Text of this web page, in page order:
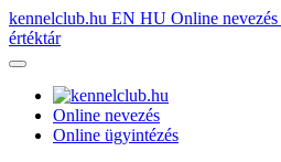
kennelclub.hu EN HU Online nevezés
értéktár
Online nevezés
Online ügyintézés